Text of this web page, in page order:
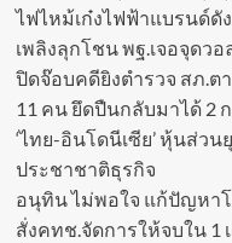
ไฟไหม้เก๋งไฟฟ้าแบรนด์ดั
เพลิงลุกโชน พฐ.เจอจุดว
ปิดจ๊อบคดียิงตำรวจ สภ.ต
11 คน ยึดปืนกลับมาได้ 2
‘ไทย-อินโดนีเซีย’ หุ้นส่ว
ประชาชาติธุรกิจ
อนุทิน ไม่พอใจ แก้ปัญหา
สั่งคทช.จัดการให้จบใน 1